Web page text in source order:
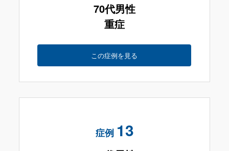
70代男性
重症
この症例を見る
症例 13